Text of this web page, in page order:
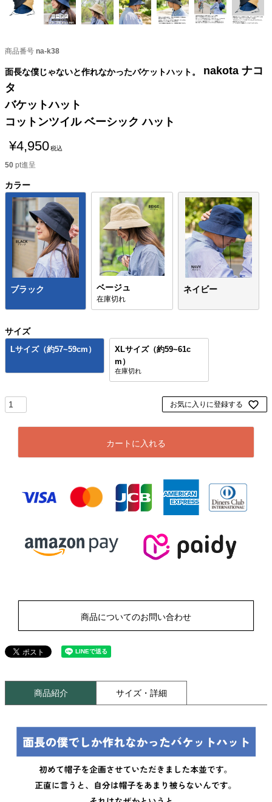
商品番号 na-k38
面長な僕じゃないと作れなかったバケットハット。
nakota ナコ
タ
バケットハット
コットンツイル ベーシック ハット
¥4,950税込
50 pt進呈
カラー
ブラック ベージュ
在庫切れ
ネイビー
サイズ
Lサイズ（約57~59cm）
XLサイズ（約59~61c
m）
お気に入りに登録する
カートに入れる
商品についてのお問い合わせ
商品紹介 サイズ・詳細